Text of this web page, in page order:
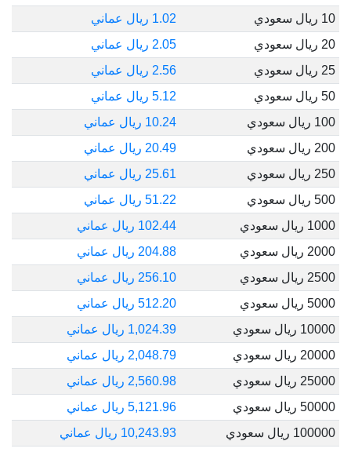
10 ريال سعودي
1.02 ريال عماني
20 ريال سعودي
2.05 ريال عماني
25 ريال سعودي
2.56 ريال عماني
50 ريال سعودي
5.12 ريال عماني
100 ريال سعودي
10.24 ريال عماني
200 ريال سعودي
20.49 ريال عماني
250 ريال سعودي
25.61 ريال عماني
500 ريال سعودي
51.22 ريال عماني
1000 ريال سعودي
102.44 ريال عماني
2000 ريال سعودي
204.88 ريال عماني
2500 ريال سعودي
256.10 ريال عماني
5000 ريال سعودي
512.20 ريال عماني
10000 ريال سعودي
1,024.39 ريال عماني
20000 ريال سعودي
2,048.79 ريال عماني
25000 ريال سعودي
2,560.98 ريال عماني
50000 ريال سعودي
5,121.96 ريال عماني
100000 ريال سعودي
10,243.93 ريال عماني